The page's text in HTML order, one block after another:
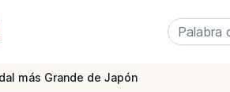
más Grande de Japón